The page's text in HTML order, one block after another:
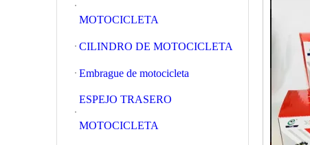
MOTOCICLETA
CILINDRO DE MOTOCICLETA
Embrague de motocicleta
ESPEJO TRASERO
MOTOCICLETA